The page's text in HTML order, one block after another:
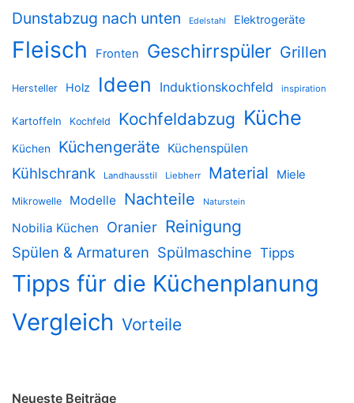
Dunstabzug nach unten
Edelstahl Elektrogeräte
Fleisch Fronten Geschirrspüler Grillen
Hersteller Holz Ideen Induktionskochfeld inspiration
Kartoffeln Kochfeld Kochfeldabzug Küche
Küchen Küchengeräte Küchenspülen
Kühlschrank Landhausstil Liebherr Material Miele
Mikrowelle Modelle Nachteile Naturstein
Nobilia Küchen Oranier Reinigung
Spülen & Armaturen Spülmaschine Tipps
Tipps für die Küchenplanung
Vergleich Vorteile
Neueste Beiträge